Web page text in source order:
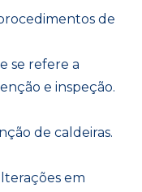
de
se refere a
e inspeção.
de caldeiras.
em